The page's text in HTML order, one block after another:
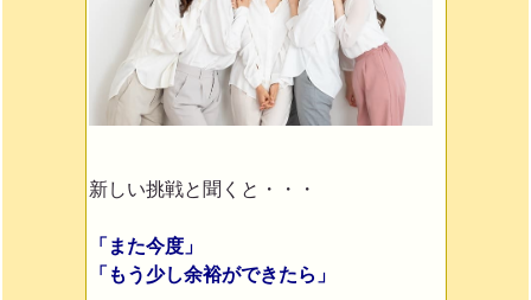
新しい挑戦と聞くと・・・
「また今度」
「もう少し余裕ができたら」